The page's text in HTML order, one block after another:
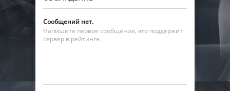
Сообщений нет.
Напишите первое сообщение, это поддержит
сервер в рейтинге.